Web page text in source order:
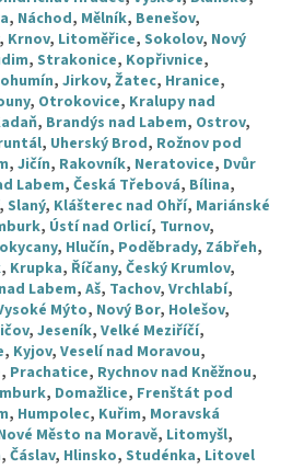
, Náchod, Mělník, Benešov,
, Krnov, Litoměřice, Sokolov, Nový
, Strakonice, Kopřivnice,
, Jirkov, Žatec, Hranice,
, Otrokovice, Kralupy nad
, Brandýs nad Labem, Ostrov,
, Uherský Brod, Rožnov pod
, Jičín, Rakovník, Neratovice, Dvůr
Labem, Česká Třebová, Bílina,
, Slaný, Klášterec nad Ohří, Mariánské
, Ústí nad Orlicí, Turnov,
, Hlučín, Poděbrady, Zábřeh,
, Krupka, Říčany, Český Krumlov,
Labem, Aš, Tachov, Vrchlabí,
Mýto, Nový Bor, Holešov,
, Jeseník, Velké Meziříčí,
, Kyjov, Veselí nad Moravou,
, Prachatice, Rychnov nad Kněžnou,
, Domažlice, Frenštát pod
, Humpolec, Kuřim, Moravská
Město na Moravě, Litomyšl,
, Čáslav, Hlinsko, Studénka, Litovel